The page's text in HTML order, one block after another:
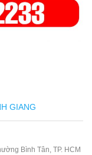
GIANG
Bình Tân, TP. HCM